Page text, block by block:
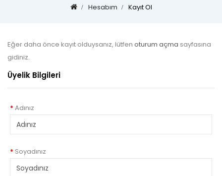
Hesabım Kayıt Ol
Eğer daha önce kayıt olduysanız, lütfen oturum açma sayfasına
gidiniz.
Üyelik Bilgileri
Adınız
Soyadınız